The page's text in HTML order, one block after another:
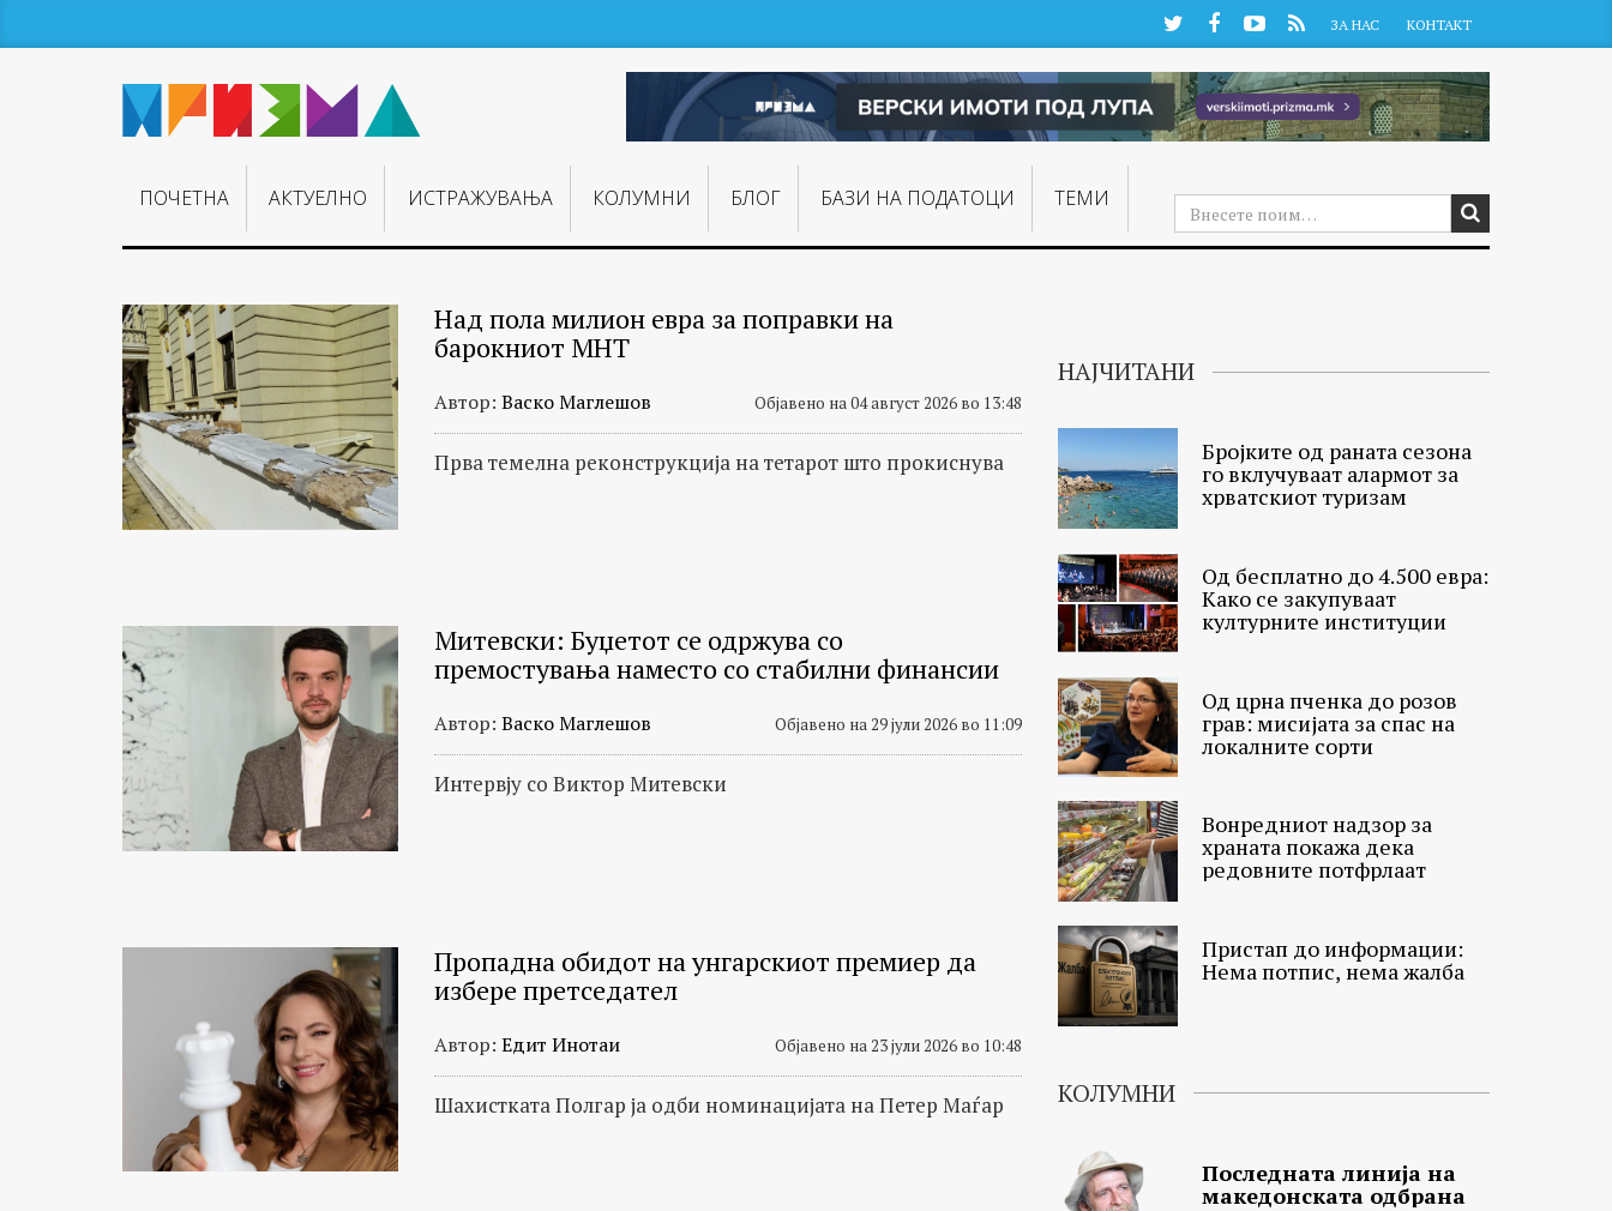
TwitterFacebookYouTube
RSS ЗА НАС КОНТАКТ
ПОЧЕТНА АКТУЕЛНО ИСТРАЖУВАЊA КОЛУМНИ БЛОГ БАЗИ НА ПОДАТОЦИ ТЕМИ
Над пола милион евра за поправки на
барокниот МНТ
Автор: Васко Маглешов Објавено на 04 август 2026 во 13:48
Прва темелна реконструкција на тетарот што прокиснува
Митевски: Буџетот се одржува со
премостувања наместо со стабилни финансии
Автор: Васко Маглешов Објавено на 29 јули 2026 во 11:09
Интервју со Виктор Митевски
Пропадна обидот на унгарскиот премиер да
избере претседател
Автор: Едит Инотаи Објавено на 23 јули 2026 во 10:48
Шахистката Полгар ја одби номинацијата на Петер Маѓар
НАЈЧИТАНИ
Бројките од раната сезона
го вклучуваат алармот за
хрватскиот туризам
Од бесплатно до 4.500 евра:
Како се закупуваат
културните институции
Од црна пченка до розов
грав: мисијата за спас на
локалните сорти
Вонредниот надзор за
храната покажа дека
редовните потфрлаат
Пристап до информации:
Нема потпис, нема жалба
КОЛУМНИ
Последната линија на
македонската одбрана